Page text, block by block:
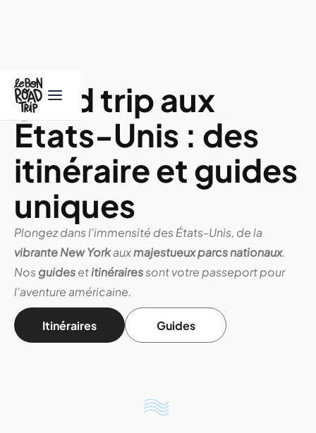
Road trip aux
États-Unis : des
itinéraire et guides
uniques
Plongez dans l'immensité des États-Unis, de la
vibrante New Yorkauxmajestueux parcs nationaux.
Nos guidesetitinérairessont votre passeport pour
l'aventure américaine.
Itinéraires Guides